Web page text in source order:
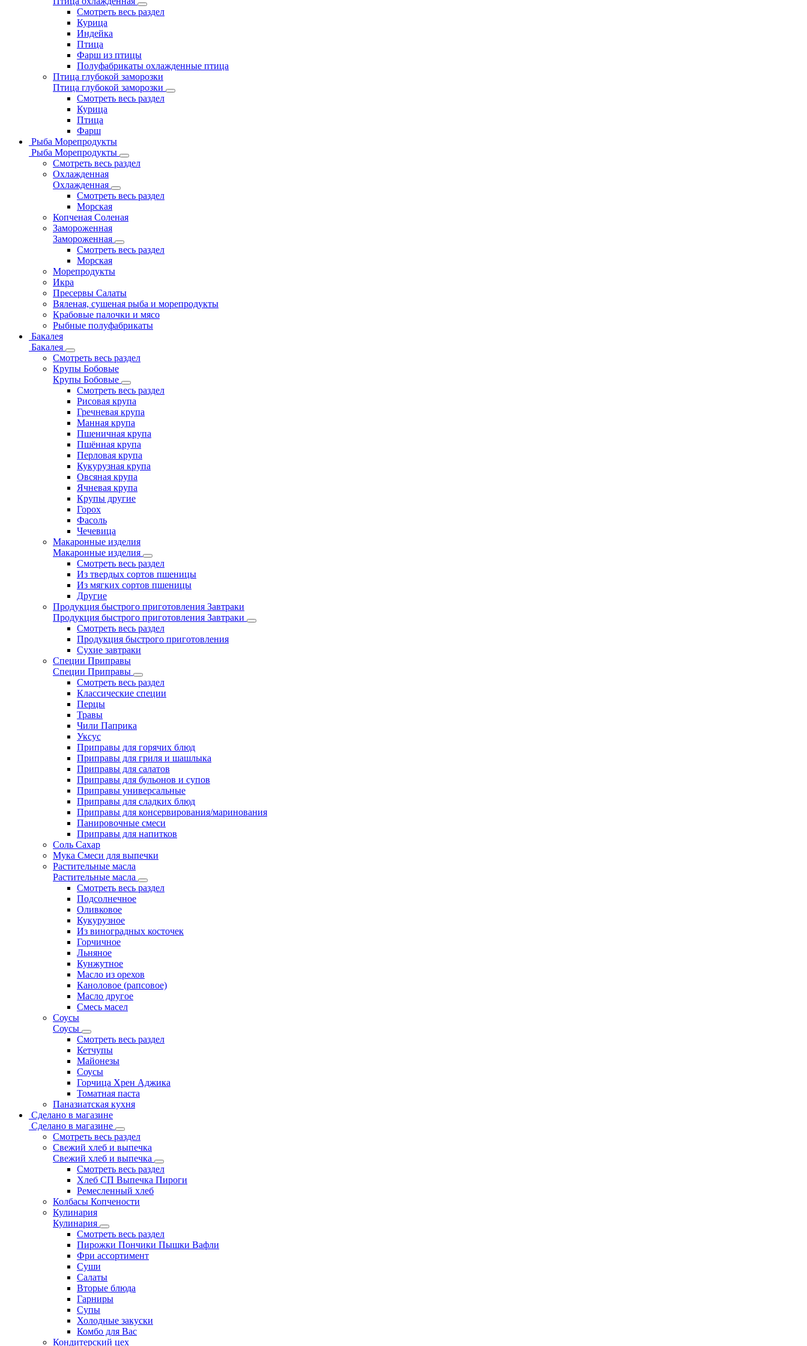
Смотреть весь раздел
Курица
Индейка
Птица
Фарш из птицы
Полуфабрикаты охлажденные птица
Птица глубокой заморозки
Птица глубокой заморозки
Смотреть весь раздел
Курица
Птица
Фарш
Рыба Морепродукты
Рыба Морепродукты
Смотреть весь раздел
Охлажденная
Охлажденная
Смотреть весь раздел
Морская
Копченая Соленая
Замороженная
Замороженная
Смотреть весь раздел
Морская
Морепродукты
Икра
Пресервы Салаты
Вяленая, сушеная рыба и морепродукты
Крабовые палочки и мясо
Рыбные полуфабрикаты
Бакалея
Бакалея
Смотреть весь раздел
Крупы Бобовые
Крупы Бобовые
Смотреть весь раздел
Рисовая крупа
Гречневая крупа
Манная крупа
Пшеничная крупа
Пшённая крупа
Перловая крупа
Кукурузная крупа
Овсяная крупа
Ячневая крупа
Крупы другие
Горох
Фасоль
Чечевица
Макаронные изделия
Макаронные изделия
Смотреть весь раздел
Из твердых сортов пшеницы
Из мягких сортов пшеницы
Другие
Продукция быстрого приготовления Завтраки
Продукция быстрого приготовления Завтраки
Смотреть весь раздел
Продукция быстрого приготовления
Сухие завтраки
Специи Приправы
Специи Приправы
Смотреть весь раздел
Классические специи
Перцы
Травы
Чили Паприка
Уксус
Приправы для горячих блюд
Приправы для гриля и шашлыка
Приправы для салатов
Приправы для бульонов и супов
Приправы универсальные
Приправы для сладких блюд
Приправы для консервирования/маринования
Панировочные смеси
Приправы для напитков
Соль Сахар
Мука Смеси для выпечки
Растительные масла
Растительные масла
Смотреть весь раздел
Подсолнечное
Оливковое
Кукурузное
Из виноградных косточек
Горчичное
Льняное
Кунжутное
Масло из орехов
Каноловое (рапсовое)
Масло другое
Смесь масел
Соусы
Соусы
Смотреть весь раздел
Кетчупы
Майонезы
Соусы
Горчица Хрен Аджика
Томатная паста
Паназиатская кухня
Сделано в магазине
Сделано в магазине
Смотреть весь раздел
Свежий хлеб и выпечка
Свежий хлеб и выпечка
Смотреть весь раздел
Хлеб СП Выпечка Пироги
Ремесленный хлеб
Колбасы Копчености
Кулинария
Кулинария
Смотреть весь раздел
Пирожки Пончики Пышки Вафли
Фри ассортимент
Суши
Салаты
Вторые блюда
Гарниры
Супы
Холодные закуски
Комбо для Вас
Кондитерский цех